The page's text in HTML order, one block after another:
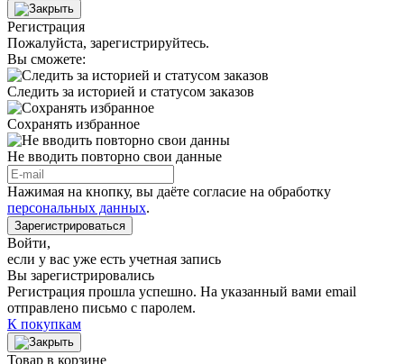
Регистрация
Пожалуйста, зарегистрируйтесь.
Вы сможете:
Следить за историей и статусом заказов
Сохранять избранное
Не вводить повторно свои данные
Нажимая на кнопку, вы даёте согласие на обработку
персональных данных.
Зарегистрироваться
Войти,
если у вас уже есть учетная запись
Вы зарегистрировались
Регистрация прошла успешно. На указанный вами email
отправлено письмо с паролем.
К покупкам
Товар в корзине